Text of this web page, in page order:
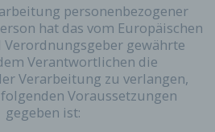
personenbezogener
hat das vom Europäischen
gewährte
Verantwortlichen die
Verarbeitung zu verlangen,
Voraussetzungen
gegeben ist:
werden.
betroffene Person einen
auf dieser Internetseite
werden neben den von der
hinterlassenen Kommentaren
zum Zeitpunkt der
sowie zu dem von der